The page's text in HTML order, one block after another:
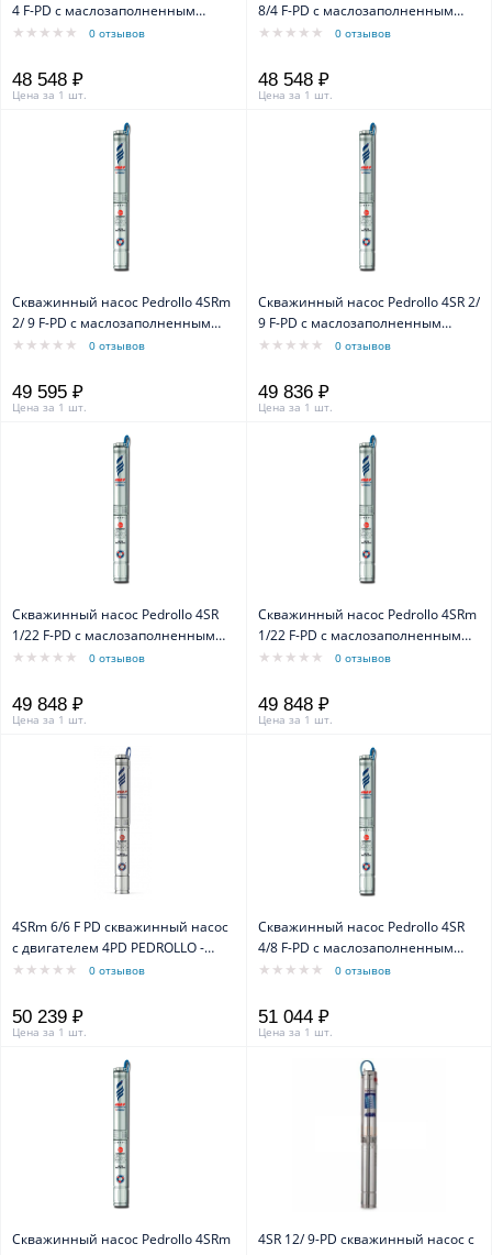
4 F-PD с маслозаполненным
двигателем 4PD0 отзывов
48 548 ₽
Цена за 1 шт.
8/4 F-PD с маслозаполненным
двигателем 4PD0 отзывов
48 548 ₽
Цена за 1 шт.
Скважинный насос Pedrollo 4SRm
2/ 9 F-PD с маслозаполненным
двигателем 4PD0 отзывов
49 595 ₽
Цена за 1 шт.
Скважинный насос Pedrollo 4SR 2/
9 F-PD с маслозаполненным
двигателем 4PD0 отзывов
49 836 ₽
Цена за 1 шт.
Скважинный насос Pedrollo 4SR
1/22 F-PD с маслозаполненным
двигателем 4PD0 отзывов
49 848 ₽
Цена за 1 шт.
Скважинный насос Pedrollo 4SRm
1/22 F-PD с маслозаполненным
двигателем 4PD0 отзывов
49 848 ₽
Цена за 1 шт.
4SRm 6/6 F PD скважинный насос
с двигателем 4PD PEDROLLO -
маслозаполненный
0 отзывов
50 239 ₽
Цена за 1 шт.
Скважинный насос Pedrollo 4SR
4/8 F-PD с маслозаполненным
двигателем 4PD0 отзывов
51 044 ₽
Цена за 1 шт.
Скважинный насос Pedrollo 4SRm
4SR 12/ 9-PD скважинный насос с